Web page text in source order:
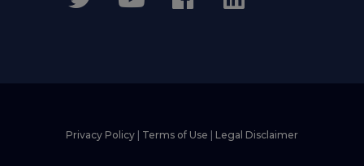
Privacy Policy Terms of Use Legal Disclaimer